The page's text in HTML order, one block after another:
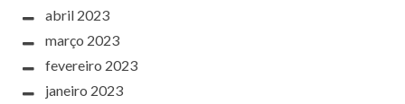
abril 2023
março 2023
fevereiro 2023
janeiro 2023